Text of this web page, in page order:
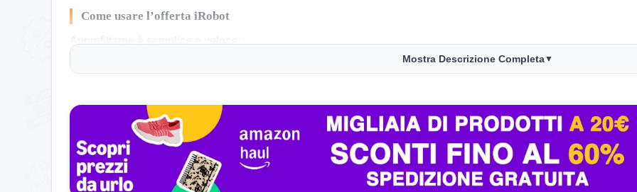
Come usare l’offerta iRobot
Approfittarne è semplice e veloce:
Lo sconto è applicato automaticamente al carrello.
Verifica il totale e completa l’ordine.
Niente passaggi inutili, tutto diretto.
Mostra Descrizione Completa▼